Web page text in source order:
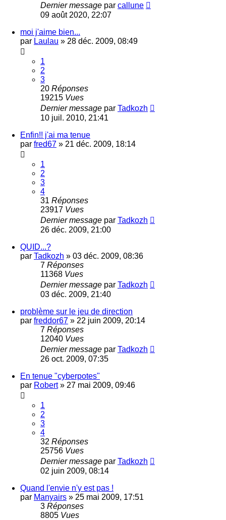
Dernier message par callune
09 août 2020, 22:07
moi j'aime bien...
par Laulau » 28 déc. 2009, 08:49
1
2
3
20 Réponses
19215 Vues
Dernier message par Tadkozh
10 juil. 2010, 21:41
Enfin!! j'ai ma tenue
par fred67 » 21 déc. 2009, 18:14
1
2
3
4
31 Réponses
23917 Vues
Dernier message par Tadkozh
26 déc. 2009, 21:00
QUID...?
par Tadkozh » 03 déc. 2009, 08:36
7 Réponses
11368 Vues
Dernier message par Tadkozh
03 déc. 2009, 21:40
problème sur le jeu de direction
par freddor67 » 22 juin 2009, 20:14
7 Réponses
12040 Vues
Dernier message par Tadkozh
26 oct. 2009, 07:35
En tenue "cyberpotes"
par Robert» 27 mai 2009, 09:46
1
2
3
4
32 Réponses
25756 Vues
Dernier message par Tadkozh
02 juin 2009, 08:14
Quand l'envie n'y est pas !
par Manyairs » 25 mai 2009, 17:51
3 Réponses
8805 Vues